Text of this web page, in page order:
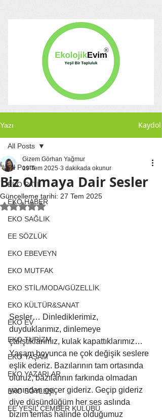
Yazı Kaydol
All Posts
EKO PATİ
EKO HABER
EKO SAĞLIK
EE SÖZLÜK
EKO EBEVEYN
EKO MUTFAK
EKO STİL/MODA/GÜZELLİK
EKO KÜLTÜR&SANAT
EKO EV
EKO TURİZM
EKO YAŞAM
EKO YAZARLAR
EKO SÖYLEŞİ
EE YEŞİL ÇEMBER KULÜBÜ
All Posts
Biz Olmaya Dair Sesler
Gizem Görhan Yağmur
19 Tem 2025 3 dakikada okunur
Güncelleme tarihi: 27 Tem 2025
5 üzerinden NaN yıldız
Sesler… Dinlediklerimiz,
duyduklarımız, dinlemeye
çalıştıklarımız, kulak kapattıklarımız…
Yaşam boyunca ne çok değişik seslere
eşlik ederiz. Bazılarının tam ortasında
oluruz, bazılarının farkında olmadan
yanından geçer gideriz. Geçip gideriz
diye düşündüğüm her ses aslında
bizim temas halinde olduğumuz